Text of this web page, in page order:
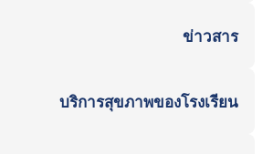
ข่าวสาร
บริการสุขภาพของโรงเรียน